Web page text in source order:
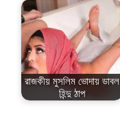
রাজকীয় মুসলিম ভোদায় ডাবল
হিন্দু ঠাপ